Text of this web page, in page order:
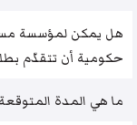
هل يمكن لمؤسسة
حكومية أن تتقدّم
ما هي المدة